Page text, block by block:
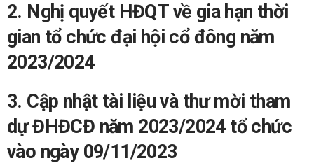
2. Nghị quyết HĐQT về gia hạn thời
gian tổ chức đại hội cổ đông năm
2023/2024
3. Cập nhật tài liệu và thư mời tham
dự ĐHĐCĐ năm 2023/2024 tổ chức
vào ngày 09/11/2023